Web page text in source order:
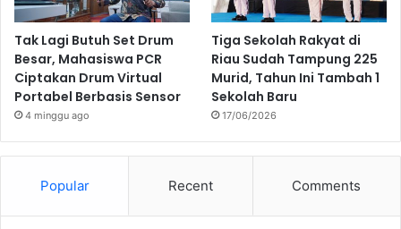
Tak Lagi Butuh Set Drum
Besar, Mahasiswa PCR
Ciptakan Drum Virtual
Portabel Berbasis Sensor
4 minggu ago
Tiga Sekolah Rakyat di
Riau Sudah Tampung 225
Murid, Tahun Ini Tambah 1
Sekolah Baru
17/06/2026
Popular Recent Comments